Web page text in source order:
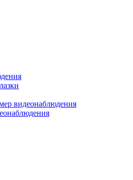
видеонаблюдения